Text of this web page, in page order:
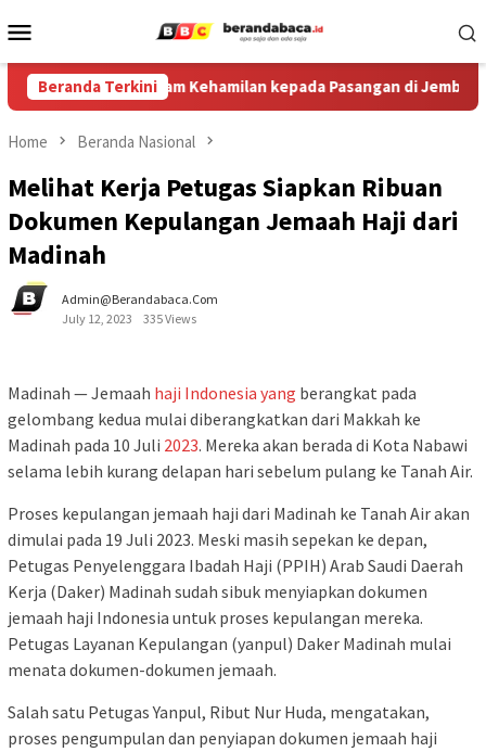
to
Menu
Beranda Terkini
Pilihan Program Kehamilan kepada Pasangan di Jember
Home Beranda Nasional
Melihat Kerja Petugas Siapkan Ribuan
Dokumen Kepulangan Jemaah Haji dari
Madinah
Admin@berandabaca.com
July 12, 2023
335 Views
Madinah — Jemaah haji Indonesia yang berangkat pada
gelombang kedua mulai diberangkatkan dari Makkah ke
Madinah pada 10 Juli 2023. Mereka akan berada di Kota Nabawi
selama lebih kurang delapan hari sebelum pulang ke Tanah Air.
Proses kepulangan jemaah haji dari Madinah ke Tanah Air akan
dimulai pada 19 Juli 2023. Meski masih sepekan ke depan,
Petugas Penyelenggara Ibadah Haji (PPIH) Arab Saudi Daerah
Kerja (Daker) Madinah sudah sibuk menyiapkan dokumen
jemaah haji Indonesia untuk proses kepulangan mereka.
Petugas Layanan Kepulangan (yanpul) Daker Madinah mulai
menata dokumen-dokumen jemaah.
Salah satu Petugas Yanpul, Ribut Nur Huda, mengatakan,
proses pengumpulan dan penyiapan dokumen jemaah haji